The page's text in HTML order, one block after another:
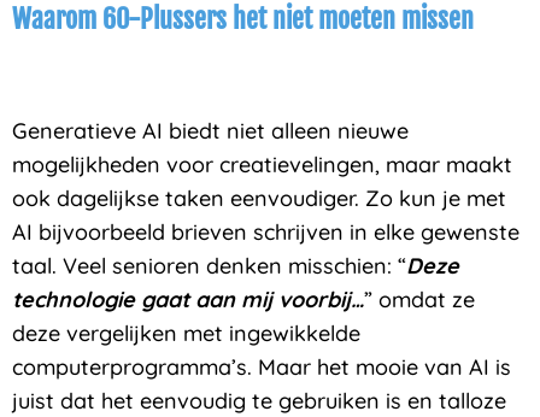
Waarom 60-Plussers het niet moeten missen
Generatieve AI biedt niet alleen nieuwe
mogelijkheden voor creatievelingen, maar maakt
ook dagelijkse taken eenvoudiger. Zo kun je met
AI bijvoorbeeld brieven schrijven in elke gewenste
taal. Veel senioren denken misschien: “Deze
technologie gaat aan mij voorbij…” omdat ze
deze vergelijken met ingewikkelde
computerprogramma’s. Maar het mooie van AI is
juist dat het eenvoudig te gebruiken is en talloze